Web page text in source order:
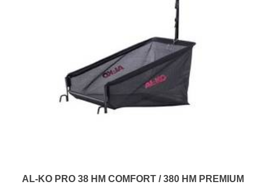
AL-KO PRO 38 HM COMFORT / 380 HM PREMIUM